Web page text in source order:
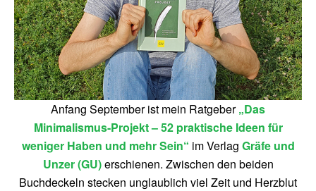
Anfang September ist mein Ratgeber„Das
Minimalismus-Projekt – 52 praktische Ideen für
weniger Haben und mehr Sein“ im Verlag Gräfe und
Unzer (GU)erschienen. Zwischen den beiden
Buchdeckeln stecken unglaublich viel Zeit und Herzblut